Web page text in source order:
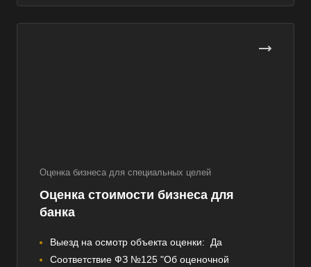
Оценка бизнеса для специальных целей
Оценка стоимости бизнеса для
банка
Выезд на осмотр объекта оценки:
Да
Соответствие ФЗ №125 "Об оценочной